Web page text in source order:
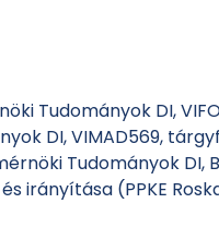
Tudományok DI,
DI, VIMAD569,
Tudományok DI,
irányítása (PPKE